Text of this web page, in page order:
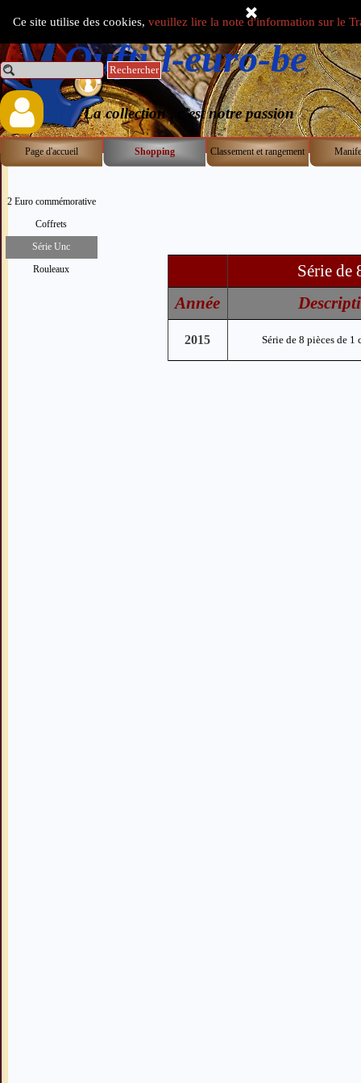
Ce site utilise des cookies, veuillez lire la note d'information sur le
Oufti-l-euro-be
Rechercher
0.00 € La collection , c'est notre passion
Page d'accueil Shopping ▼
Classement et rangement
Shopping > Portugal
2 Euro commémorative
Coffrets
Série Unc
Rouleaux
Série de
Année
2015 Série de 8 pièces de 1